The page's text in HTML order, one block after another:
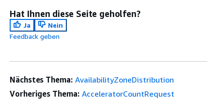
Hat Ihnen diese Seite geholfen?
Ja
Nein
Feedback geben
Nächstes Thema: AvailabilityZoneDistribution
Vorheriges Thema: AcceleratorCountRequest